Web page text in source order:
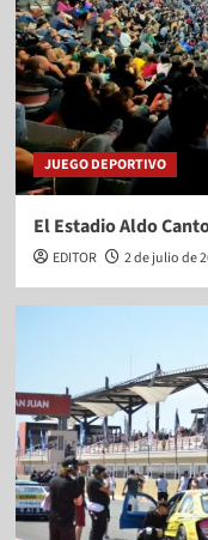
JUEGO DEPORTIVO
El Estadio Aldo
EDITOR 2 de julio de